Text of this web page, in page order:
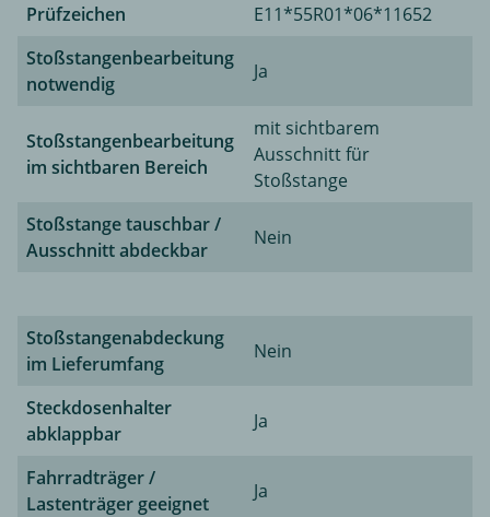
Prüfzeichen
E11*55R01*06*11652
Stoßstangenbearbeitung
notwendig
Ja
Stoßstangenbearbeitung
im sichtbaren Bereich
mit sichtbarem
Ausschnitt für
Stoßstange
Stoßstange tauschbar /
Ausschnitt abdeckbar
Nein
Stoßstangenabdeckung
im Lieferumfang
Nein
Steckdosenhalter
abklappbar
Ja
Fahrradträger /
Lastenträger geeignet
Ja